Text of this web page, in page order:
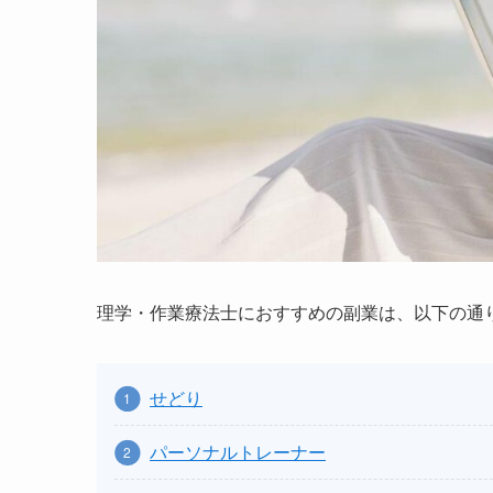
理学・作業療法士におすすめの副業は、以下の通
せどり
パーソナルトレーナー